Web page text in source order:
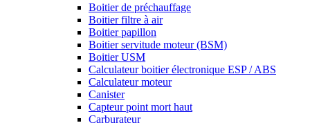
Boitier de préchauffage
Boitier filtre à air
Boitier papillon
Boitier servitude moteur (BSM)
Boitier USM
Calculateur boitier électronique ESP / ABS
Calculateur moteur
Canister
Capteur point mort haut
Carburateur